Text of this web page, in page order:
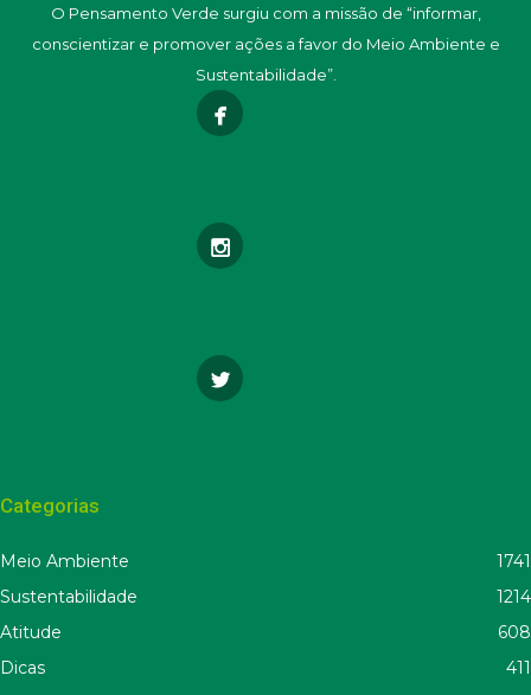
O Pensamento Verde surgiu com a missão de “informar,
conscientizar e promover ações a favor do Meio Ambiente e
Sustentabilidade”.
Categorias
Meio Ambiente
1741
Sustentabilidade
1214
Atitude
608
Dicas
411